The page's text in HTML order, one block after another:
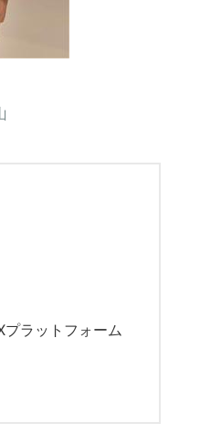
ラットフォーム